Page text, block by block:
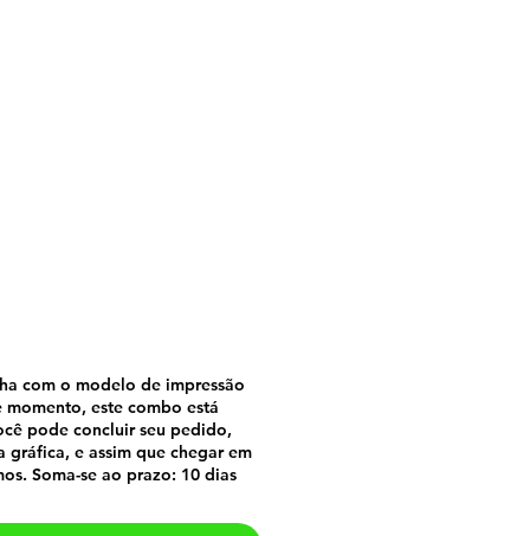
com o modelo de impressão
momento, este combo está
pode concluir seu pedido,
gráfica, e assim que chegar em
Soma-se ao prazo: 10 dias